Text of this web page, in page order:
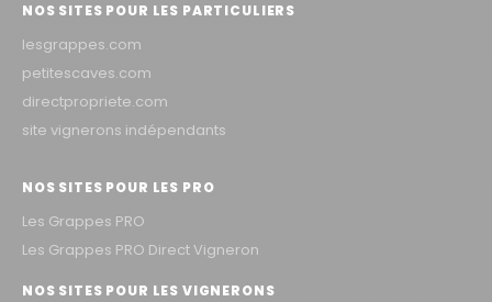
NOS SITES POUR LES PARTICULIERS
lesgrappes.com
petitescaves.com
directpropriete.com
site vignerons indépendants
NOS SITES POUR LES PRO
Les Grappes PRO
Les Grappes PRO Direct Vigneron
NOS SITES POUR LES VIGNERONS